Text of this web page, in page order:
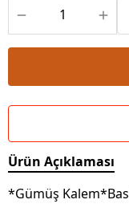
Ürün Açıklaması
*Gümüş